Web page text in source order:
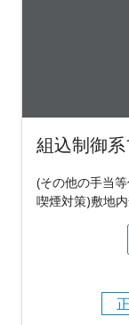
組込制御
(その他の手当
喫煙対策)敷地